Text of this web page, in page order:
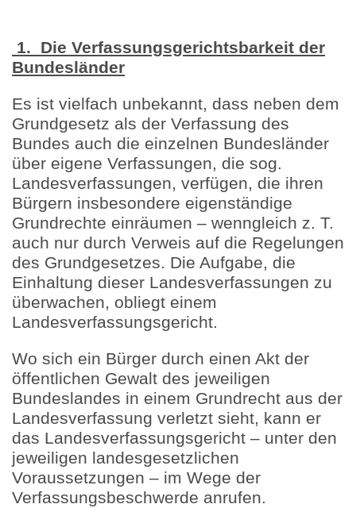
1. Die Verfassungsgerichtsbarkeit der
Bundesländer
Es ist vielfach unbekannt, dass neben dem
Grundgesetz als der Verfassung des
Bundes auch die einzelnen Bundesländer
über eigene Verfassungen, die sog.
Landesverfassungen, verfügen, die ihren
Bürgern insbesondere eigenständige
Grundrechte einräumen – wenngleich z. T.
auch nur durch Verweis auf die Regelungen
des Grundgesetzes. Die Aufgabe, die
Einhaltung dieser Landesverfassungen zu
überwachen, obliegt einem
Landesverfassungsgericht.
Wo sich ein Bürger durch einen Akt der
öffentlichen Gewalt des jeweiligen
Bundeslandes in einem Grundrecht aus der
Landesverfassung verletzt sieht, kann er
das Landesverfassungsgericht – unter den
jeweiligen landesgesetzlichen
Voraussetzungen – im Wege der
Verfassungsbeschwerde anrufen.